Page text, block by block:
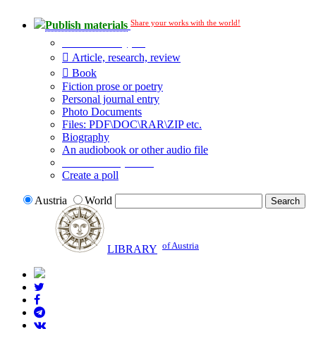
Publish materials Share your works with the world!
Article, research, review
Book
Fiction prose or poetry
Personal journal entry
Photo Documents
Files: PDF\DOC\RAR\ZIP etc.
Biography
An audiobook or other audio file
Create a poll
Austria World
LIBRARY of Austria